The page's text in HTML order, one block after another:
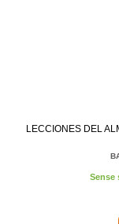
LECCIONES DEL
Sense